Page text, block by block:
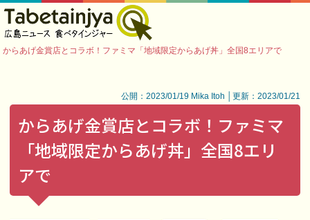
からあげ金賞店とコラボ！ファミマ「地域限定からあげ丼」全国8エリアで
公開：2023/01/19 Mika Itoh │更新：2023/01/21
からあげ金賞店とコラボ！ファミマ
「地域限定からあげ丼」全国8エリ
アで